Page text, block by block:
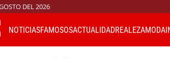
DEL 2026
NOTICIASFAMOSOSACTUALIDADREALEZAMODA